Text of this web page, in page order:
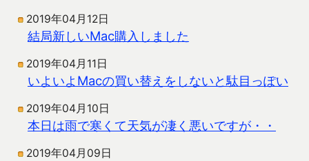
2019年04月12日
結局新しいMac購入しました
2019年04月11日
いよいよMacの買い替えをしないと駄目っぽい
2019年04月10日
本日は雨で寒くて天気が凄く悪いですが・・
2019年04月09日